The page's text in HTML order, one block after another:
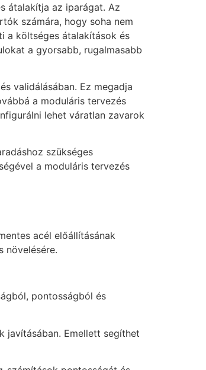
átalakítja az iparágat. Az
számára, hogy soha nem
a költséges átalakítások és
a gyorsabb, rugalmasabb
validálásában. Ez megadja
a moduláris tervezés
lehet váratlan zavarok
szükséges
a moduláris tervezés
acél előállításának
növelésére.
pontosságból és
javításában. Emellett segíthet